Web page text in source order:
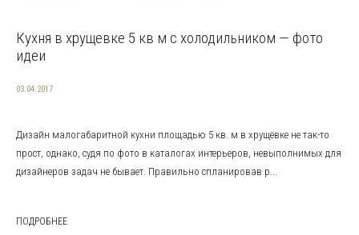
Кухня в хрущевке 5 кв м с холодильником — фото
идеи
03.04.2017
Дизайн малогабаритной кухни площадью 5 кв. м в хрущёвке не так-то
прост, однако, судя по фото в каталогах интерьеров, невыполнимых для
дизайнеров задач не бывает. Правильно спланировав р...
ПОДРОБНЕЕ